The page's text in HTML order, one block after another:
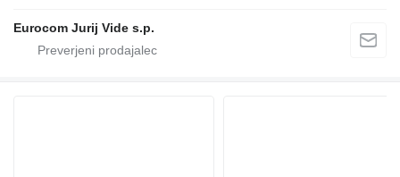
Eurocom Jurij Vide s.p.